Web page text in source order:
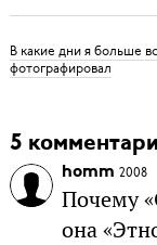
В какие дни я больше
фотографировал
5
homm 2008
Почему
она